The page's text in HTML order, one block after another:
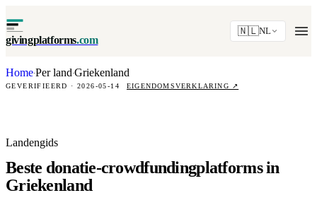
givingplatforms.com
🇳🇱NL
Home·Per land·Griekenland
GEVERIFIEERD · 2026-05-14 EIGENDOMSVERKLARING ↗
Landengids
Beste donatie-crowdfundingplatforms in
Griekenland